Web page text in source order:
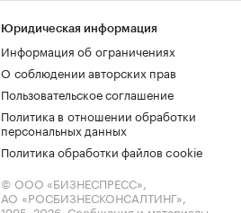
Юридическая информация
Информация об ограничениях
О соблюдении авторских прав
Пользовательское соглашение
Политика в отношении обработки
персональных данных
Политика обработки файлов cookie
© ООО «БИЗНЕСПРЕСС»,
АО «РОСБИЗНЕСКОНСАЛТИНГ»,